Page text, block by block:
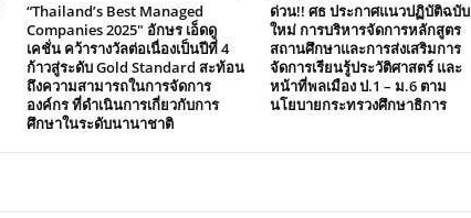
“Thailand’s Best Managed
Companies 2025″ อักษร เอ็ดดู
เคชั่น คว้ารางวัลต่อเนื่องเป็นปีที่ 4
ก้าวสู่ระดับ Gold Standard สะท้อน
ถึงความสามารถในการจัดการ
องค์กร ที่ดำเนินการเกี่ยวกับการ
ศึกษาในระดับนานาชาติ
ด่วน!! ศธ ประกาศแนวปฏิบัติฉบับ
ใหม่ การบริหารจัดการหลักสูตร
สถานศึกษาและการส่งเสริมการ
จัดการเรียนรู้ประวัติศาสตร์ และ
หน้าที่พลเมือง ป.1 – ม.6 ตาม
นโยบายกระทรวงศึกษาธิการ